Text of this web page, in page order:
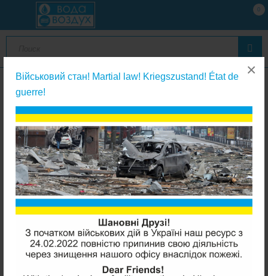
Військовий стан! Martial law! Kriegszustand! État de
guerre!
×
0
Мембраны обратного осмоса
Аквафор КO-50 мембрана